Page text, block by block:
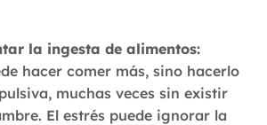
la ingesta de alimentos:
hacer comer más, sino hacerlo
muchas veces sin existir
El estrés puede ignorar la